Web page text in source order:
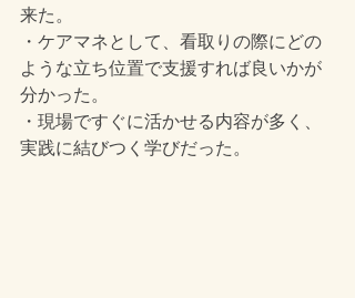
来た。
・ケアマネとして、看取りの際にどの
ような立ち位置で支援すれば良いかが
分かった。
・現場ですぐに活かせる内容が多く、
実践に結びつく学びだった。